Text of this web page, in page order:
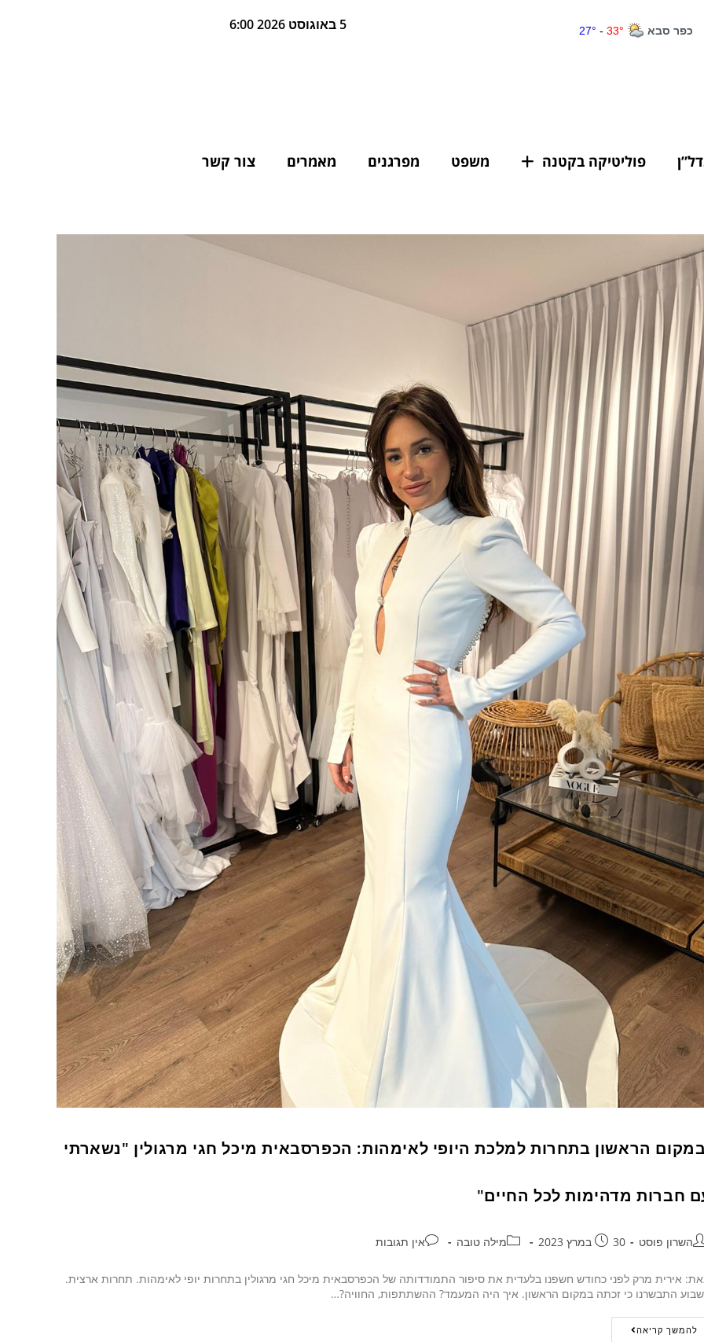
5 באוגוסט 2026 6:00
פוליטיקה בקטנה משפט מפרגנים מאמרים צור קשר
הראשון בתחרות למלכת היופי לאימהות: הכפרסבאית מיכל חגי מרגולין "נשארתי
חברות מדהימות לכל החיים"
השרון פוסט 30 במרץ 2023 מילה טובה אין תגובות
אירית מרק לפני כחודש חשפנו בלעדית את סיפור התמודדותה של הכפרסבאית מיכל חגי מרגולין בתחרות יופי לאימהות. תחרות ארצית.
התבשרנו כי זכתה במקום הראשון. איך היה המעמד? ההשתתפות, החוויה?…
להמשך קריאה